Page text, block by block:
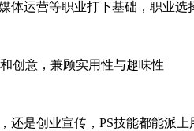
媒体运营等职业打下基础，职业选
创意，兼顾实用性与趣味性
还是创业宣传，PS技能都能派上